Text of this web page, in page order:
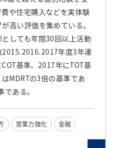
や住宅購入などを実体験
高い評価を集めている。
しても年間30回以上活動
2015.2016.2017年度3年連
基準、2017年にTOT基
MDRTの3倍の基準であ
ある。
営業力強化 金融